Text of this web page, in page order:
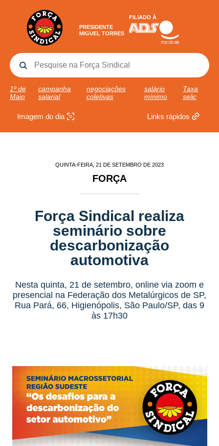
PRESIDENTE
MIGUEL TORRES
FILIADO À
1º de
Maio
campanha
salarial
negociações
coletivas
salário
mínimo
Taxa
selic
Imagem do dia Links rápidos
QUINTA-FEIRA, 21 DE SETEMBRO DE 2023
FORÇA
Força Sindical realiza
seminário sobre
descarbonização
automotiva
Nesta quinta, 21 de setembro, online via zoom e
presencial na Federação dos Metalúrgicos de SP,
Rua Pará, 66, Higienópolis, São Paulo/SP, das 9
às 17h30